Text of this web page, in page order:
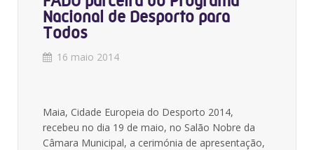
Nacional de Desporto para
Todos
16 maio 2014
Maia, Cidade Europeia do Desporto 2014,
recebeu no dia 19 de maio, no Salão Nobre da
Câmara Municipal, a cerimónia de apresentação,